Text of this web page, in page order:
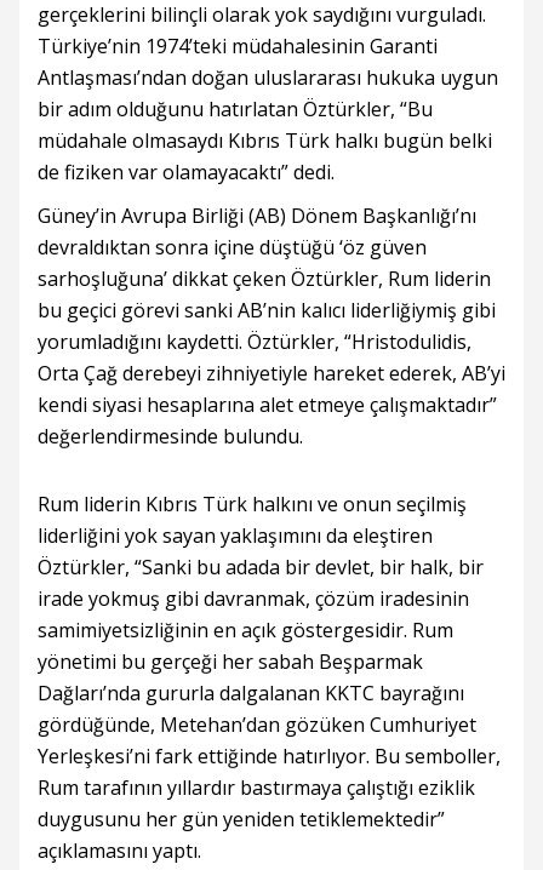
gerçeklerini bilinçli olarak yok saydığını vurguladı.
Türkiye’nin 1974’teki müdahalesinin Garanti
Antlaşması’ndan doğan uluslararası hukuka uygun
bir adım olduğunu hatırlatan Öztürkler, “Bu
müdahale olmasaydı Kıbrıs Türk halkı bugün belki
de fiziken var olamayacaktı” dedi.
Güney’in Avrupa Birliği (AB) Dönem Başkanlığı’nı
devraldıktan sonra içine düştüğü ‘öz güven
sarhoşluğuna’ dikkat çeken Öztürkler, Rum liderin
bu geçici görevi sanki AB’nin kalıcı liderliğiymiş gibi
yorumladığını kaydetti. Öztürkler, “Hristodulidis,
Orta Çağ derebeyi zihniyetiyle hareket ederek, AB’yi
kendi siyasi hesaplarına alet etmeye çalışmaktadır”
değerlendirmesinde bulundu.
Rum liderin Kıbrıs Türk halkını ve onun seçilmiş
liderliğini yok sayan yaklaşımını da eleştiren
Öztürkler, “Sanki bu adada bir devlet, bir halk, bir
irade yokmuş gibi davranmak, çözüm iradesinin
samimiyetsizliğinin en açık göstergesidir. Rum
yönetimi bu gerçeği her sabah Beşparmak
Dağları’nda gururla dalgalanan KKTC bayrağını
gördüğünde, Metehan’dan gözüken Cumhuriyet
Yerleşkesi’ni fark ettiğinde hatırlıyor. Bu semboller,
Rum tarafının yıllardır bastırmaya çalıştığı eziklik
duygusunu her gün yeniden tetiklemektedir”
açıklamasını yaptı.